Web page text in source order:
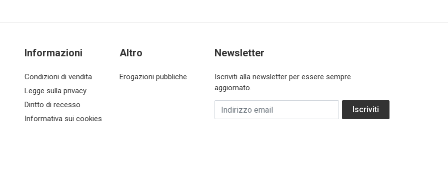
Informazioni
Condizioni di vendita
Legge sulla privacy
Diritto di recesso
Informativa sui cookies
Altro
Erogazioni pubbliche
Newsletter
Iscriviti alla newsletter per essere sempre
aggiornato.
Indirizzo email Iscriviti